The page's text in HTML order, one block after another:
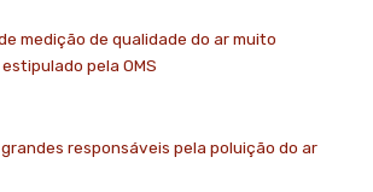
medição de qualidade do ar muito
pela OMS
grandes responsáveis pela poluição do ar